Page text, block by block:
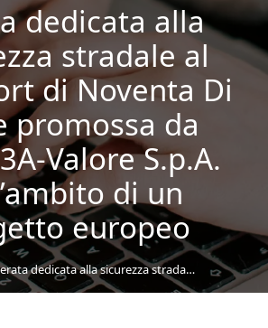
dedicata alla
stradale al
di Noventa Di
promossa da
Valore S.p.A.
di un
europeo
Serata dedicata alla sicurezza stradale al Palasport di Noventa Di Piave promossa da Studio3A-Valore S.p.A. nell’ambito di un progetto europeo